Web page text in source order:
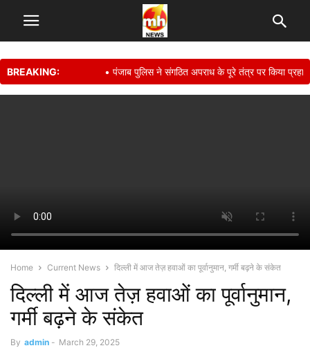
BREAKING: • पंजाब पुलिस ने संगठित अपराध के पूरे तंत्र पर किया प्रहार,
Home Current News दिल्ली में आज तेज़ हवाओं का पूर्वानुमान, गर्मी बढ़ने के संकेत
दिल्ली में आज तेज़ हवाओं का पूर्वानुमान,
गर्मी बढ़ने के संकेत
By admin - March 29, 2025